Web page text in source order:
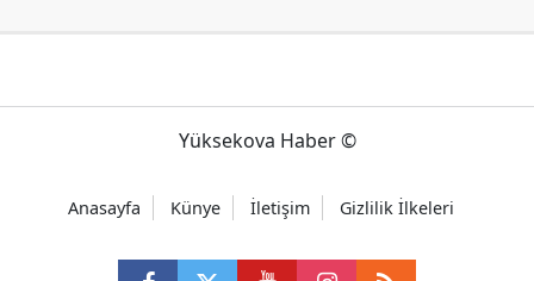
Yüksekova Haber ©
Anasayfa Künye İletişim Gizlilik İlkeleri